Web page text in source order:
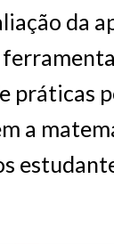
da
práticas
a